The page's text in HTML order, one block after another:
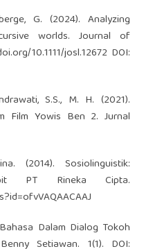
G. (2024). Analyzing
worlds. Journal of
10.1111/josl.12672 DOI:
S.S., M. H. (2021).
Film Yowis Ben 2. Jurnal
(2014). Sosiolinguistik:
PT Rineka Cipta.
Dalam Dialog Tokoh
Setiawan. 1(1). DOI: